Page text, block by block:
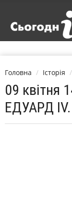
Головна Історія
09 квітня
ЕДУАРД IV.